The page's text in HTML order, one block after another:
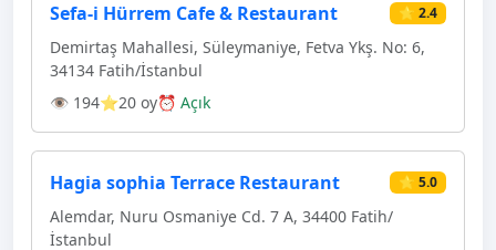
Sefa-i Hürrem Cafe & Restaurant ⭐ 2.4
Demirtaş Mahallesi, Süleymaniye, Fetva Ykş. No: 6,
34134 Fatih/İstanbul
👁 194⭐20 oy⏰ Açık
Hagia sophia Terrace Restaurant ⭐ 5.0
Alemdar, Nuru Osmaniye Cd. 7 A, 34400 Fatih/
İstanbul